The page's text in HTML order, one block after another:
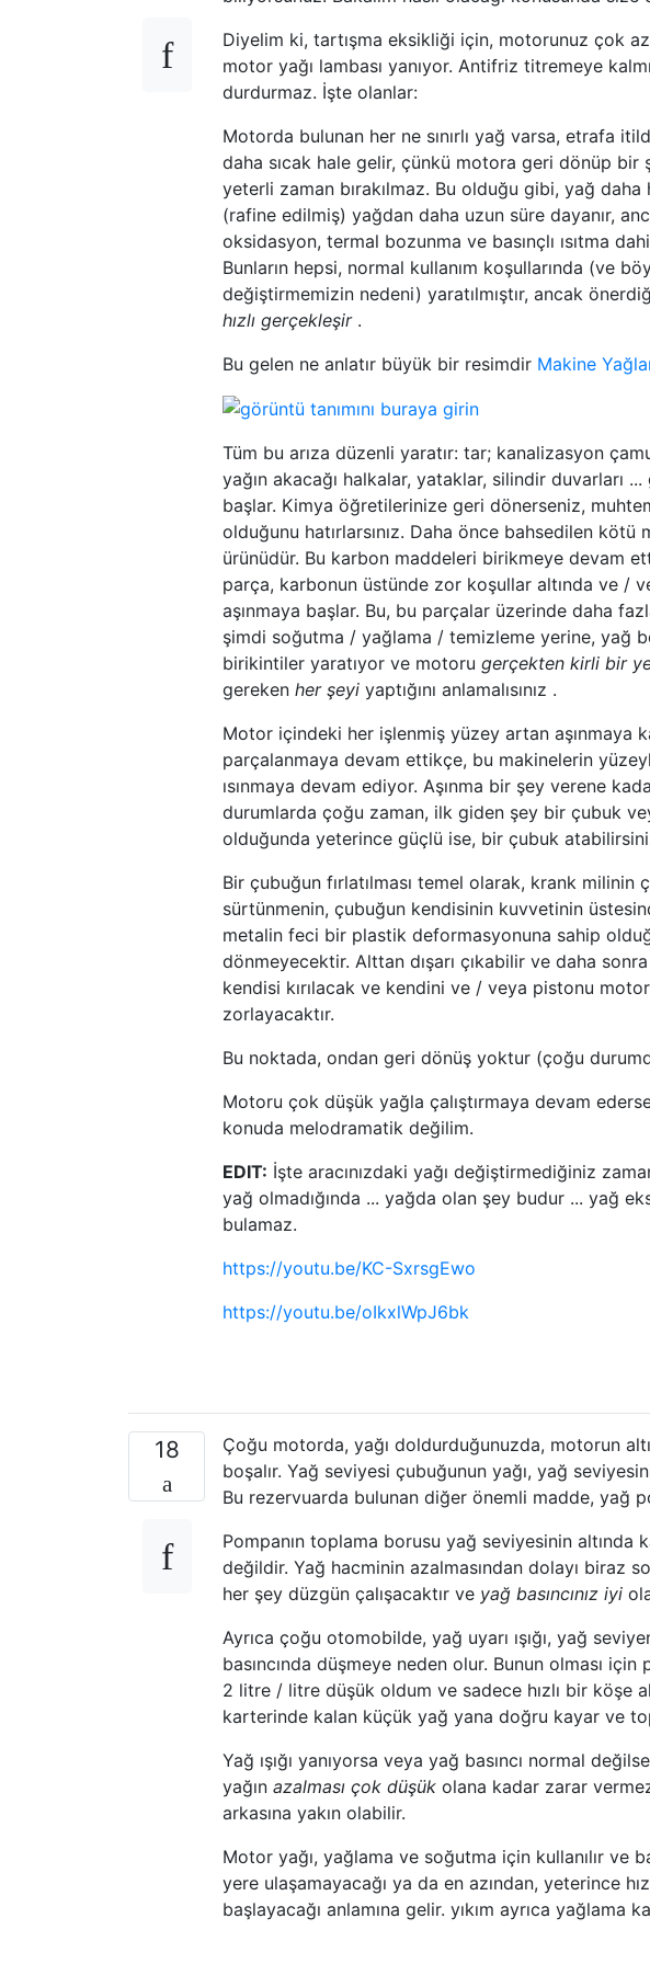
Diyelim ki, tartışma eksikliği için, motorunuz çok az
motor yağı lambası yanıyor. Antifriz titremeye
durdurmaz. İşte olanlar:
Motorda bulunan her ne sınırlı yağ varsa, etrafa
daha sıcak hale gelir, çünkü motora geri dönüp bir
yeterli zaman bırakılmaz. Bu olduğu gibi, yağ daha
(rafine edilmiş) yağdan daha uzun süre dayanır,
oksidasyon, termal bozunma ve basınçlı ısıtma
Bunların hepsi, normal kullanım koşullarında (ve
değiştirmemizin nedeni) yaratılmıştır, ancak
hızlı gerçekleşir.
Bu gelen ne anlatır büyük bir resimdir Makine
Tüm bu arıza düzenli yaratır: tar; kanalizasyon
yağın akacağı halkalar, yataklar, silindir duvarları
başlar. Kimya öğretilerinize geri dönerseniz,
olduğunu hatırlarsınız. Daha önce bahsedilen
ürünüdür. Bu karbon maddeleri birikmeye devam
parça, karbonun üstünde zor koşullar altında ve /
aşınmaya başlar. Bu, bu parçalar üzerinde daha
şimdi soğutma / yağlama / temizleme yerine, yağ
birikintiler yaratıyor ve motoru gerçekten kirli bir
gereken her şeyi yaptığını anlamalısınız .
Motor içindeki her işlenmiş yüzey artan aşınmaya
parçalanmaya devam ettikçe, bu makinelerin
ısınmaya devam ediyor. Aşınma bir şey verene
durumlarda çoğu zaman, ilk giden şey bir çubuk
olduğunda yeterince güçlü ise, bir çubuk
Bir çubuğun fırlatılması temel olarak, krank
sürtünmenin, çubuğun kendisinin kuvvetinin
metalin feci bir plastik deformasyonuna sahip
dönmeyecektir. Alttan dışarı çıkabilir ve daha
kendisi kırılacak ve kendini ve / veya pistonu
zorlayacaktır.
Bu noktada, ondan geri dönüş yoktur (çoğu
Motoru çok düşük yağla çalıştırmaya devam
konuda melodramatik değilim.
EDIT: İşte aracınızdaki yağı değiştirmediğiniz
yağ olmadığında ... yağda olan şey budur ... yağ
bulamaz.
https://youtu.be/KC-SxrsgEwo
https://youtu.be/oIkxlWpJ6bk
18
Çoğu motorda, yağı doldurduğunuzda, motorun
boşalır. Yağ seviyesi çubuğunun yağı, yağ
Bu rezervuarda bulunan diğer önemli madde, yağ
Pompanın toplama borusu yağ seviyesinin altında
değildir. Yağ hacminin azalmasından dolayı biraz
her şey düzgün çalışacaktır ve yağ basıncınız iyi
Ayrıca çoğu otomobilde, yağ uyarı ışığı, yağ
basıncında düşmeye neden olur. Bunun olması
2 litre / litre düşük oldum ve sadece hızlı bir köşe
karterinde kalan küçük yağ yana doğru kayar ve
Yağ ışığı yanıyorsa veya yağ basıncı normal
yağın azalması çok düşük olana kadar zarar
arkasına yakın olabilir.
Motor yağı, yağlama ve soğutma için kullanılır ve
yere ulaşamayacağı ya da en azından, yeterince
başlayacağı anlamına gelir. yıkım ayrıca yağlama